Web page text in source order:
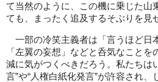
て当然のように、この機に乗じた山
ても、まったく追及するそぶりを見
一部の冷笑主義者は「言うほど日
「左翼の妄想」などと呑気なこと
減に気がつくべきだろう。私たちは
言”や“人権白紙化発言”が許容され